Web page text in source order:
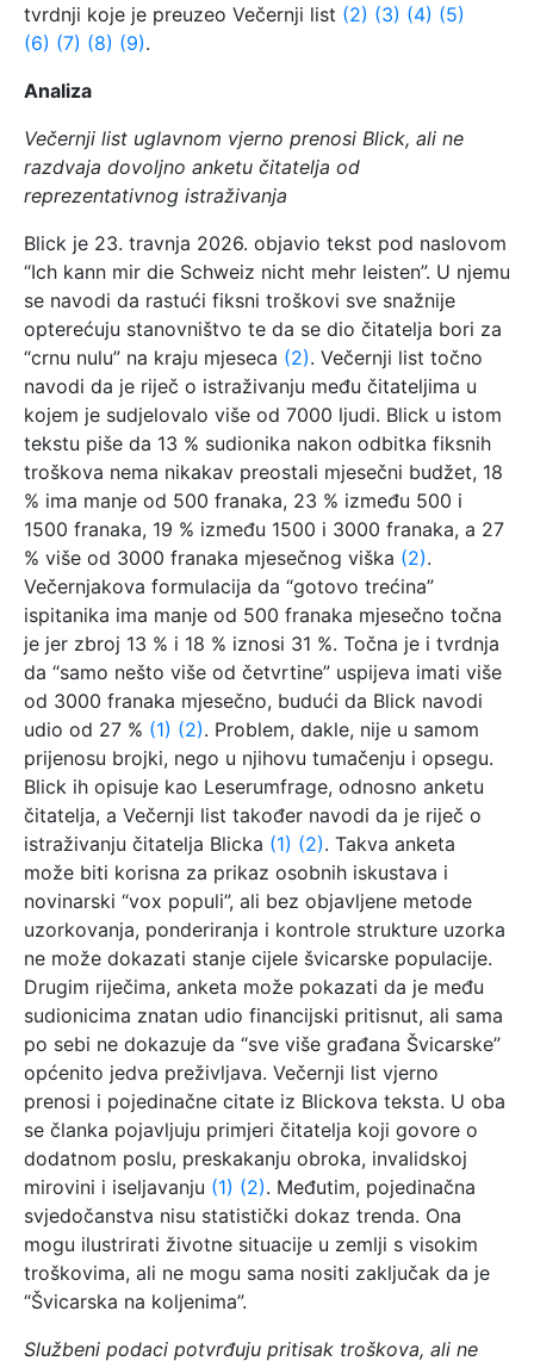
tvrdnji koje je preuzeo Večernji list (2) (3) (4) (5)
(6) (7) (8) (9).
Analiza
Večernji list uglavnom vjerno prenosi Blick, ali ne
razdvaja dovoljno anketu čitatelja od
reprezentativnog istraživanja
Blick je 23. travnja 2026. objavio tekst pod naslovom
“Ich kann mir die Schweiz nicht mehr leisten”. U njemu
se navodi da rastući fiksni troškovi sve snažnije
opterećuju stanovništvo te da se dio čitatelja bori za
“crnu nulu” na kraju mjeseca (2). Večernji list točno
navodi da je riječ o istraživanju među čitateljima u
kojem je sudjelovalo više od 7000 ljudi. Blick u istom
tekstu piše da 13 % sudionika nakon odbitka fiksnih
troškova nema nikakav preostali mjesečni budžet, 18
% ima manje od 500 franaka, 23 % između 500 i
1500 franaka, 19 % između 1500 i 3000 franaka, a 27
% više od 3000 franaka mjesečnog viška (2).
Večernjakova formulacija da “gotovo trećina”
ispitanika ima manje od 500 franaka mjesečno točna
je jer zbroj 13 % i 18 % iznosi 31 %. Točna je i tvrdnja
da “samo nešto više od četvrtine” uspijeva imati više
od 3000 franaka mjesečno, budući da Blick navodi
udio od 27 % (1) (2). Problem, dakle, nije u samom
prijenosu brojki, nego u njihovu tumačenju i opsegu.
Blick ih opisuje kao Leserumfrage, odnosno anketu
čitatelja, a Večernji list također navodi da je riječ o
istraživanju čitatelja Blicka (1) (2). Takva anketa
može biti korisna za prikaz osobnih iskustava i
novinarski “vox populi”, ali bez objavljene metode
uzorkovanja, ponderiranja i kontrole strukture uzorka
ne može dokazati stanje cijele švicarske populacije.
Drugim riječima, anketa može pokazati da je među
sudionicima znatan udio financijski pritisnut, ali sama
po sebi ne dokazuje da “sve više građana Švicarske”
općenito jedva preživljava. Večernji list vjerno
prenosi i pojedinačne citate iz Blickova teksta. U oba
se članka pojavljuju primjeri čitatelja koji govore o
dodatnom poslu, preskakanju obroka, invalidskoj
mirovini i iseljavanju (1) (2). Međutim, pojedinačna
svjedočanstva nisu statistički dokaz trenda. Ona
mogu ilustrirati životne situacije u zemlji s visokim
troškovima, ali ne mogu sama nositi zaključak da je
“Švicarska na koljenima”.
Službeni podaci potvrđuju pritisak troškova, ali ne